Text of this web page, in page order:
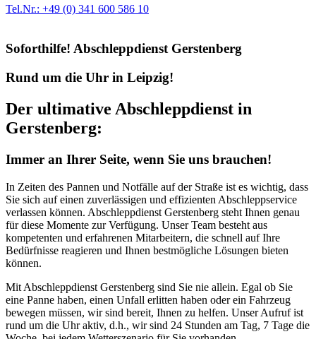
Tel.Nr.: +49 (0) 341 600 586 10
Soforthilfe! Abschleppdienst Gerstenberg
Rund um die Uhr in Leipzig!
Der ultimative Abschleppdienst in
Gerstenberg:
Immer an Ihrer Seite, wenn Sie uns brauchen!
In Zeiten des Pannen und Notfälle auf der Straße ist es wichtig, dass
Sie sich auf einen zuverlässigen und effizienten Abschleppservice
verlassen können. Abschleppdienst Gerstenberg steht Ihnen genau
für diese Momente zur Verfügung. Unser Team besteht aus
kompetenten und erfahrenen Mitarbeitern, die schnell auf Ihre
Bedürfnisse reagieren und Ihnen bestmögliche Lösungen bieten
können.
Mit Abschleppdienst Gerstenberg sind Sie nie allein. Egal ob Sie
eine Panne haben, einen Unfall erlitten haben oder ein Fahrzeug
bewegen müssen, wir sind bereit, Ihnen zu helfen. Unser Aufruf ist
rund um die Uhr aktiv, d.h., wir sind 24 Stunden am Tag, 7 Tage die